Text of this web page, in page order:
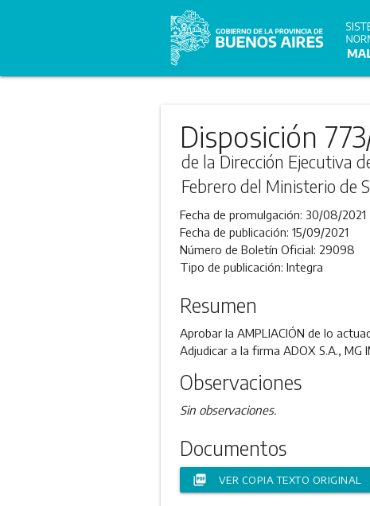
Disposición
de la Dirección Ejecutiva
Febrero del Ministerio de
Fecha de promulgación: 30/08/2021
Fecha de publicación: 15/09/2021
Número de Boletín Oficial: 29098
Tipo de publicación: Integra
Resumen
Aprobar la AMPLIACIÓN de lo
Adjudicar a la firma ADOX S.A., MG
Observaciones
Sin observaciones.
Documentos
picture_as_pdf VER COPIA TEXTO ORIGINAL